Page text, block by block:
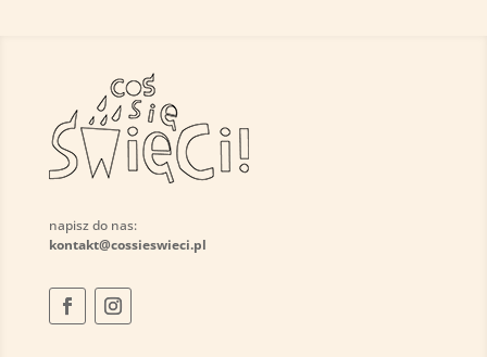
napisz do nas:
kontakt@cossieswieci.pl